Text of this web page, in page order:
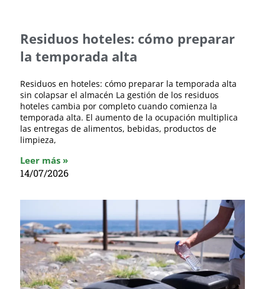
Residuos hoteles: cómo preparar
la temporada alta
Residuos en hoteles: cómo preparar la temporada alta
sin colapsar el almacén La gestión de los residuos
hoteles cambia por completo cuando comienza la
temporada alta. El aumento de la ocupación multiplica
las entregas de alimentos, bebidas, productos de
limpieza,
Leer más »
14/07/2026